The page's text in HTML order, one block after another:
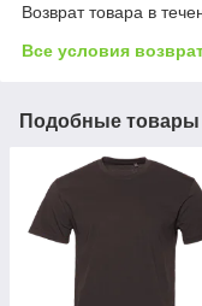
Возврат товара в
Все условия
Подобные товары